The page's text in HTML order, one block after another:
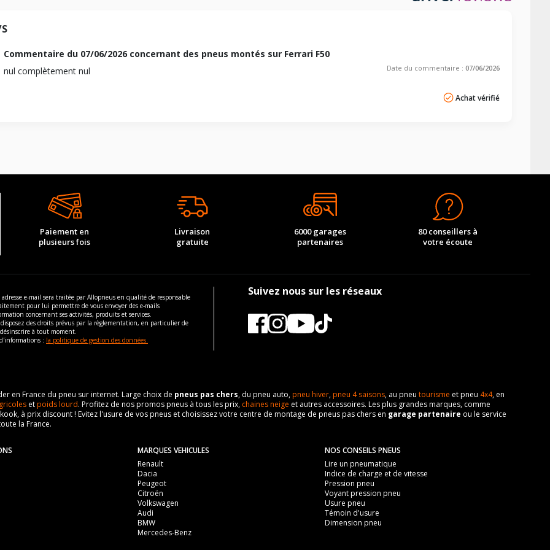
1997-10-01
conseillons de contacter directement le constructeur.
Commentaire du 07/06/2026concernant des pneus montés sur Ferrari F50
nul complètement nul
Date du commentaire : 07/06/2026
Achat vérifié
Paiement en
plusieurs fois
Livraison
gratuite
6000 garages
partenaires
80 conseillers à
votre écoute
adresse e-mail sera traitée par Allopneus en qualité de responsable
pour lui permettre de vous envoyer des e-mails
concernant ses activités, produits et services.
disposez des droits prévus par la règlementation, en particulier de
à tout moment.
: la politique de gestion des données.
Suivez nous sur les réseaux
en France du pneu sur internet. Large choix de pneus pas chers, du pneu auto,pneu hiver,pneu 4 saisons, au pneu tourisme et pneu 4x4, en
etpoids lourd. Profitez de nos promos pneus à tous les prix, chaines neige et autres accessoires. Les plus grandes marques, comme
à prix discount ! Evitez l'usure de vos pneus et choisissez votre centre de montage de pneus pas chers en garage partenaire ou le service
la France.
MARQUES VEHICULES
Renault
Dacia
Peugeot
Citroën
Volkswagen
Audi
BMW
Mercedes-Benz
NOS CONSEILS PNEUS
Lire un pneumatique
Indice de charge et de vitesse
Pression pneu
Voyant pression pneu
Usure pneu
Témoin d'usure
Dimension pneu